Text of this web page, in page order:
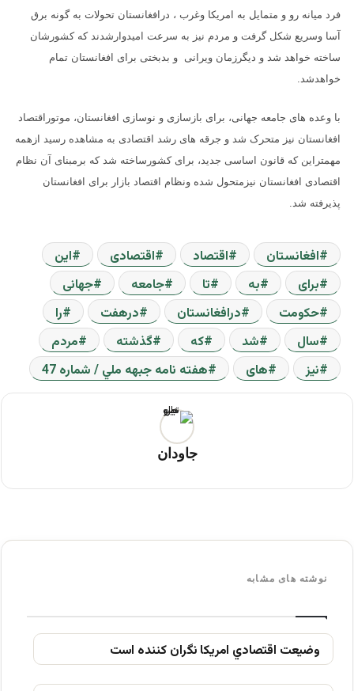
فرد میانه رو و متمایل به امریکا وغرب ، درافغانستان تحولات به گونه برق
آسا وسریع شکل گرفت و مردم نیز به سرعت امیدوارشدند که کشورشان
ساخته خواهد شد و دیگرزمان ویرانی و بدبختی برای افغانستان تمام
خواهدشد.
با وعده های جامعه جهانی، برای بازسازی و نوسازی افغانستان، موتوراقتصاد
افغانستان نیز متحرک شد و جرقه های رشد اقتصادی به مشاهده رسید ازهمه
مهمتراین که قانون اساسی جدید، برای کشورساخته شد که برمبنای آن نظام
اقتصادی افغانستان نیزمتحول شده ونظام اقتصاد بازار برای افغانستان
پذیرفته شد.
افغانستان اقتصاد اقتصادی
این
برای
به تا جامعه
جهانی
حکومت
درافغانستان درهفت
را
سال
شد که گذشته
مردم
نیز
های هفته نامه جبهه ملي / شماره 47
جاودان
نوشته های مشابه
وضيعت اقتصادي امريكا نگران كننده است